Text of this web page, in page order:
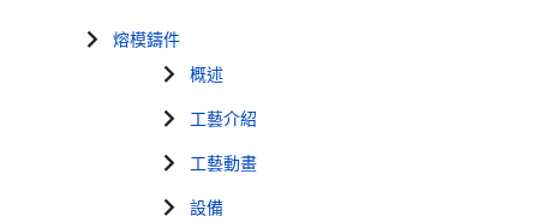
熔模鑄件
概述
工藝介紹
工藝動畫
設備